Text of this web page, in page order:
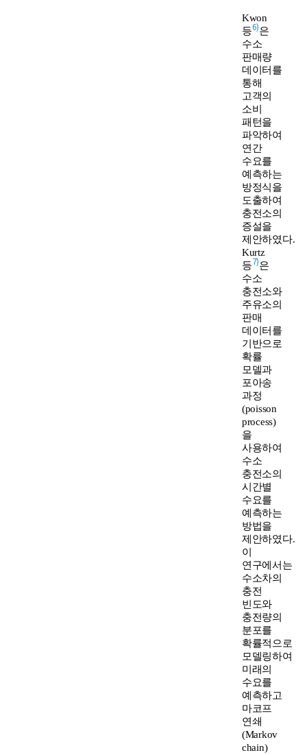
Kwon
등6)은
수소
판매량
데이터를
통해
고객의
소비
패턴을
파악하여
연간
수요를
예측하는
방정식을
도출하여
충전소의
증설을
제안하였다.
Kurtz
등7)은
수소
충전소와
주유소의
판매
데이터를
기반으로
확률
모델과
포아송
과정
(poisson
process)
을
사용하여
수소
충전소의
시간별
수요를
예측하는
방법을
제안하였다.
이
연구에서는
수소차의
충전
빈도와
충전량의
분포를
확률적으로
모델링하여
미래의
수요를
예측하고
마코프
연쇄
(Markov
chain)